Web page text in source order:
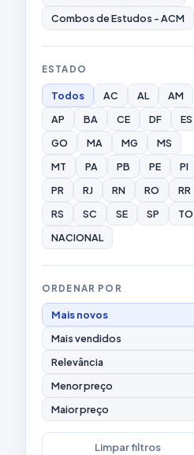
Combos de Estudos - ACM
ESTADO
Todos AC AL
AM
AP
BA CE DF
ES
GO
MA MG
MS
MT
PA PB PE
PI
PR
RJ RN RO
RR
RS
SC SE SP
TO
NACIONAL
ORDENAR POR
Mais novos
Mais vendidos
Relevância
Menor preço
Maior preço
Limpar filtros